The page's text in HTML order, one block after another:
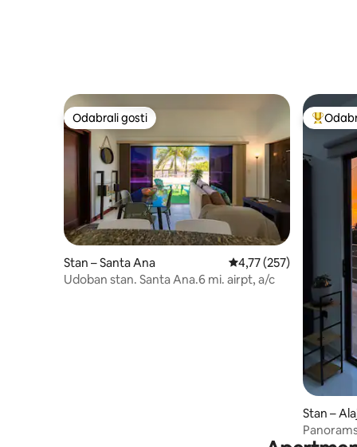
Odabrali gosti
Odabrali gosti
Stan – Santa Ana Prosječna ocjena: 4,77/
4,77 (257)
Udoban stan. Santa Ana.6 mi. airpt, a/c
Među
Stan –